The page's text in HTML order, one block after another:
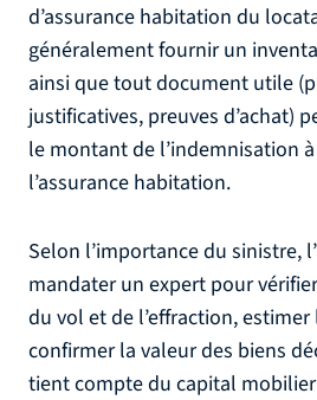
d’assurance habitation du
généralement fournir un
ainsi que tout document utile
justificatives, preuves d’achat)
le montant de l’indemnisation
l’assurance habitation.
Selon l’importance du sinistre,
mandater un expert pour
du vol et de l’effraction,
confirmer la valeur des biens
tient compte du capital